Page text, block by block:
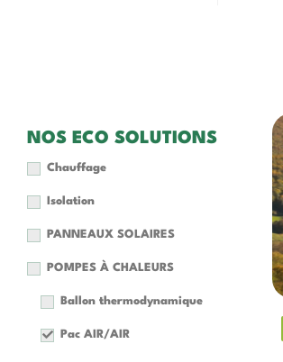
NOS ECO SOLUTIONS
Chauffage
Isolation
PANNEAUX SOLAIRES
POMPES À CHALEURS
Ballon thermodynamique
Pac AIR/AIR